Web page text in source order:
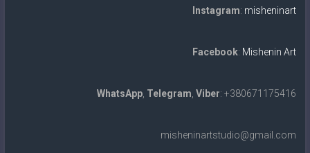
Instagram: misheninart
Facebook: Mishenin Art
WhatsApp Telegram Viber: +380671175416
misheninartstudio@gmail.com